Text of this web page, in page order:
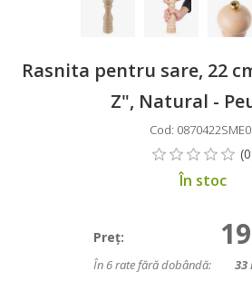
Rasnita pentru sare, 22
Z", Natural -
Cod:
În stoc
Preţ:
În 6 rate fără dobândă: 33